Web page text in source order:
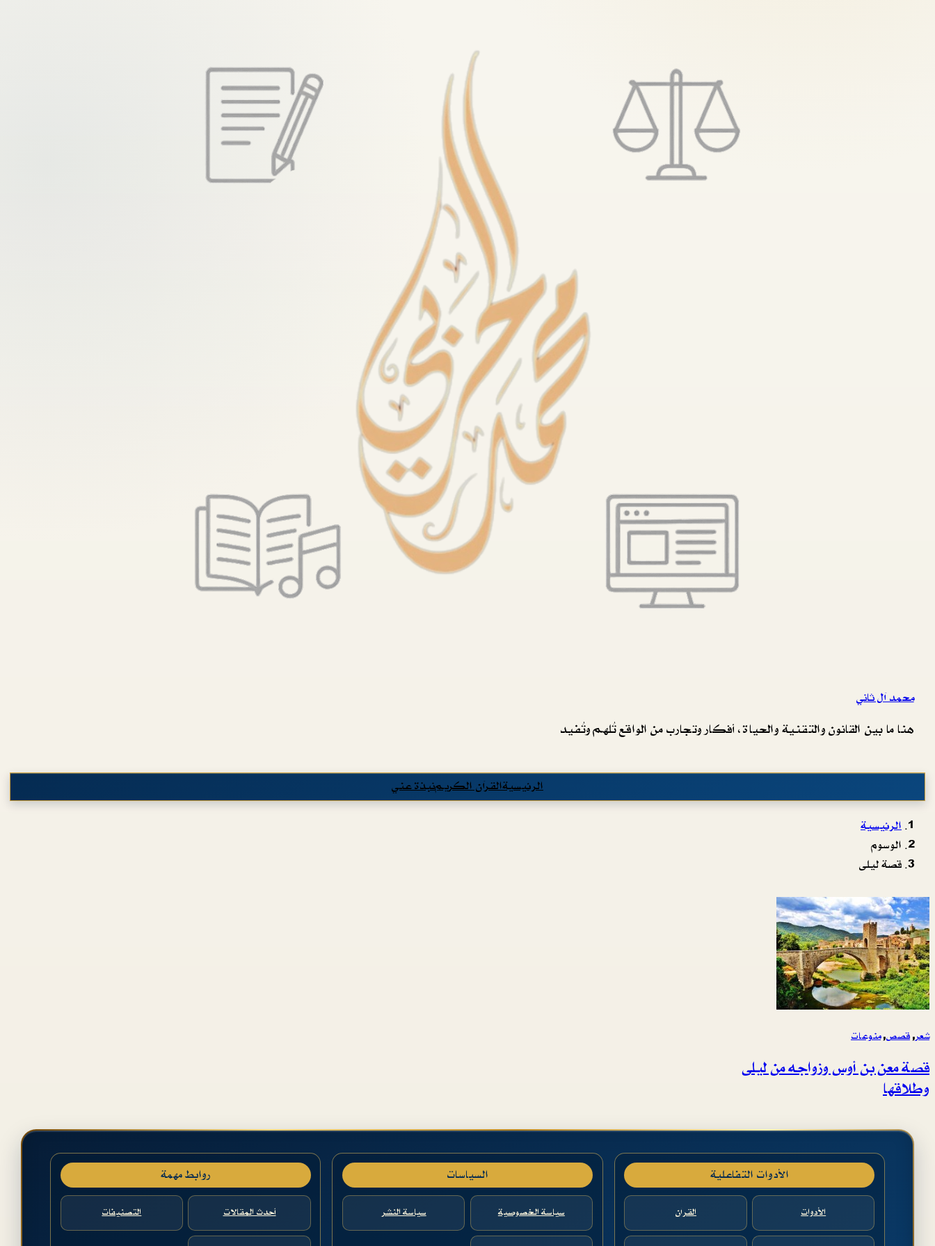
محمد آل ثاني
هنا ما بين القانون والتقنية والحياة، أفكار وتجارب من الواقع تُلهم وتُفيد
الرئيسيةالقرآن الكريمنبذة عني
الرئيسية
الوسوم
قصة ليلى
شعر, قصص, منوعات
قصة معن بن أوس وزواجه من ليلى
وطلاقها
الأدوات التفاعلية
الأدوات القرآن
السياسات
سياسة الخصوصية سياسة النشر
روابط مهمة
أحدث المقالات التصنيفات